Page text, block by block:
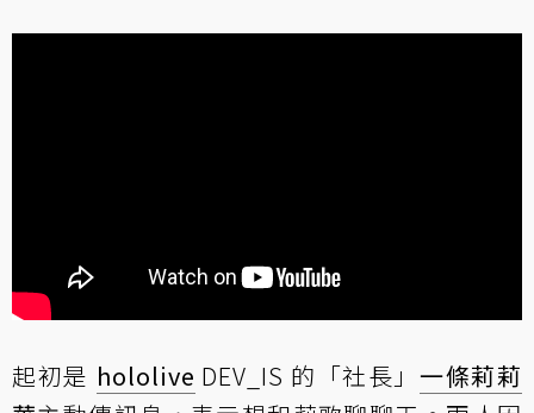
起初是 hololive DEV_IS 的「社長」一條莉莉